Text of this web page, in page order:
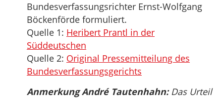
Bundesverfassungsrichter Ernst-Wolfgang
Böckenförde formuliert.
Quelle 1: Heribert Prantl in der
Süddeutschen
Quelle 2: Original Pressemitteilung des
Bundesverfassungsgerichts
Anmerkung André Tautenhahn:Das Urteil